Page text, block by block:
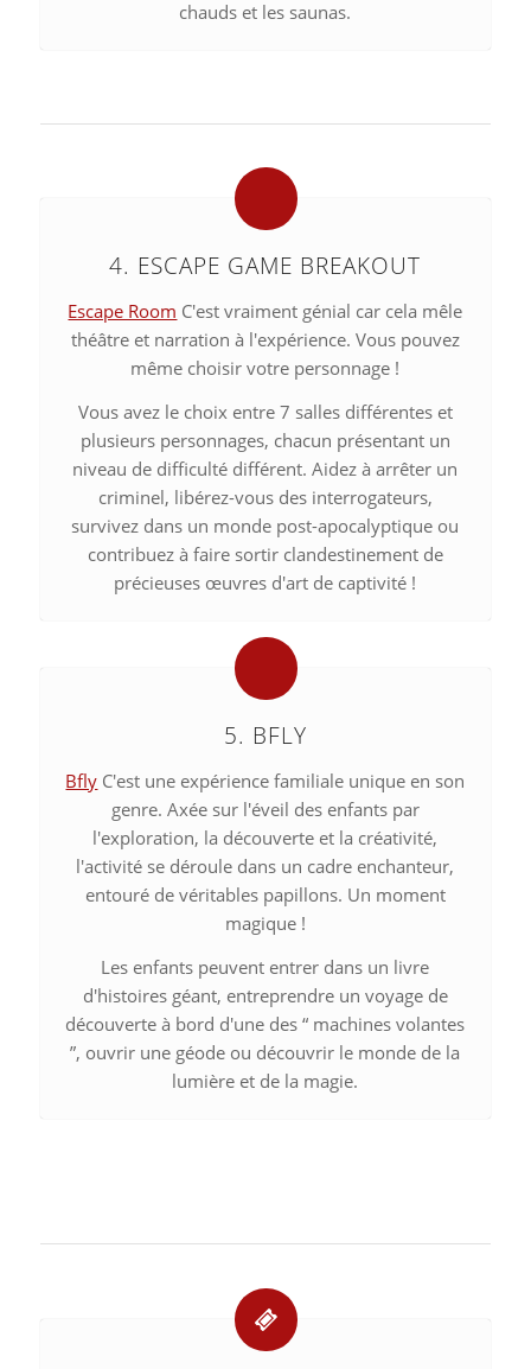
chauds et les saunas.
4. ESCAPE GAME BREAKOUT
Escape Room C'est vraiment génial car cela mêle
théâtre et narration à l'expérience. Vous pouvez
même choisir votre personnage !
Vous avez le choix entre 7 salles différentes et
plusieurs personnages, chacun présentant un
niveau de difficulté différent. Aidez à arrêter un
criminel, libérez-vous des interrogateurs,
survivez dans un monde post-apocalyptique ou
contribuez à faire sortir clandestinement de
précieuses œuvres d'art de captivité !
5. BFLY
Bfly C'est une expérience familiale unique en son
genre. Axée sur l'éveil des enfants par
l'exploration, la découverte et la créativité,
l'activité se déroule dans un cadre enchanteur,
entouré de véritables papillons. Un moment
magique !
Les enfants peuvent entrer dans un livre
d'histoires géant, entreprendre un voyage de
découverte à bord d'une des “ machines volantes
”, ouvrir une géode ou découvrir le monde de la
lumière et de la magie.